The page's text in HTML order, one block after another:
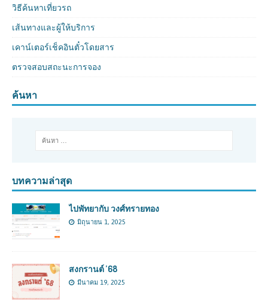
วิธีค้นหาเที่ยวรถ
เส้นทางและผู้ให้บริการ
เคาน์เตอร์เช็คอินตั๋วโดยสาร
ตรวจสอบสถะนะการจอง
ค้นหา
บทความล่าสุด
ไปพัทยากับ วงศ์ทรายทอง
มิถุนายน 1, 2025
สงกรานต์ ’68
มีนาคม 19, 2025